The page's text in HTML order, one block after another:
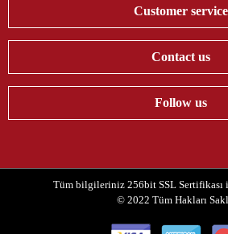
Customer service
Contact us
Follow us
Tüm bilgileriniz 256bit SSL Sertifikası
© 2022 Tüm Hakları